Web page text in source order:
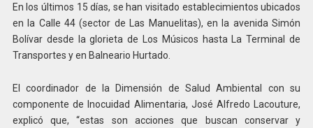
En los últimos 15 días, se han visitado establecimientos ubicados
en la Calle 44 (sector de Las Manuelitas), en la avenida Simón
Bolívar desde la glorieta de Los Músicos hasta La Terminal de
Transportes y en Balneario Hurtado.
El coordinador de la Dimensión de Salud Ambiental con su
componente de Inocuidad Alimentaria, José Alfredo Lacouture,
explicó que, “estas son acciones que buscan conservar y